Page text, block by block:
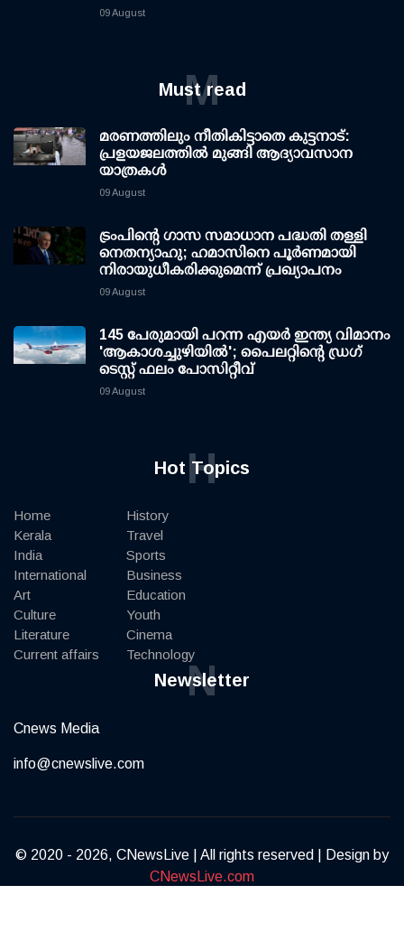
09 August
Must read
M
മരണത്തിലും നീതികിട്ടാതെ കുട്ടനാട്:
പ്രളയജലത്തില്‍ മുങ്ങി ആദ്യാവസാന
യാത്രകള്‍
09 August
ട്രംപിന്റെ ഗാസ സമാധാന പദ്ധതി തള്ളി
നെതന്യാഹു; ഹമാസിനെ പൂര്‍ണമായി
നിരായുധീകരിക്കുമെന്ന് പ്രഖ്യാപനം
09 August
145 പേരുമായി പറന്ന എയര്‍ ഇന്ത്യ വിമാനം
'ആകാശച്ചുഴിയില്‍'; പൈലറ്റിന്റെ ഡ്രഗ്
ടെസ്റ്റ് ഫലം പോസിറ്റീവ്
09 August
Hot Topics
H
Home
Kerala
India
International
Art
Culture
Literature
Current affairs
History
Travel
Sports
Business
Education
Youth
Cinema
Technology
Newsletter
N
Cnews Media
info@cnewslive.com
© 2020 - 2026, CNewsLive | All rights reserved | Design by
CNewsLive.com